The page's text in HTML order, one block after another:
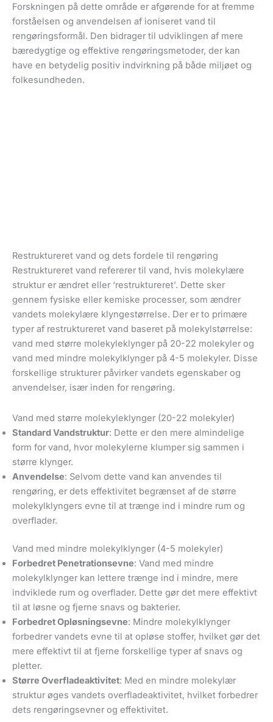
Forskningen på dette område er afgørende for at fremme
forståelsen og anvendelsen af ioniseret vand til
rengøringsformål. Den bidrager til udviklingen af mere
bæredygtige og effektive rengøringsmetoder, der kan
have en betydelig positiv indvirkning på både miljøet og
folkesundheden.
Restruktureret vand og dets fordele til rengøring
Restruktureret vand refererer til vand, hvis molekylære
struktur er ændret eller ‘restruktureret’. Dette sker
gennem fysiske eller kemiske processer, som ændrer
vandets molekylære klyngestørrelse. Der er to primære
typer af restruktureret vand baseret på molekylstørrelse:
vand med større molekyleklynger på 20-22 molekyler og
vand med mindre molekylklynger på 4-5 molekyler. Disse
forskellige strukturer påvirker vandets egenskaber og
anvendelser, især inden for rengøring.
Vand med større molekyleklynger (20-22 molekyler)
Standard Vandstruktur: Dette er den mere almindelige
form for vand, hvor molekylerne klumper sig sammen i
større klynger.
Anvendelse: Selvom dette vand kan anvendes til
rengøring, er dets effektivitet begrænset af de større
molekylklyngers evne til at trænge ind i mindre rum og
overflader.
Vand med mindre molekylklynger (4-5 molekyler)
Forbedret Penetrationsevne: Vand med mindre
molekylklynger kan lettere trænge ind i mindre, mere
indviklede rum og overflader. Dette gør det mere effektivt
til at løsne og fjerne snavs og bakterier.
Forbedret Opløsningsevne: Mindre molekylklynger
forbedrer vandets evne til at opløse stoffer, hvilket gør det
mere effektivt til at fjerne forskellige typer af snavs og
pletter.
Større Overfladeaktivitet: Med en mindre molekylær
struktur øges vandets overfladeaktivitet, hvilket forbedrer
dets rengøringsevner og effektivitet.